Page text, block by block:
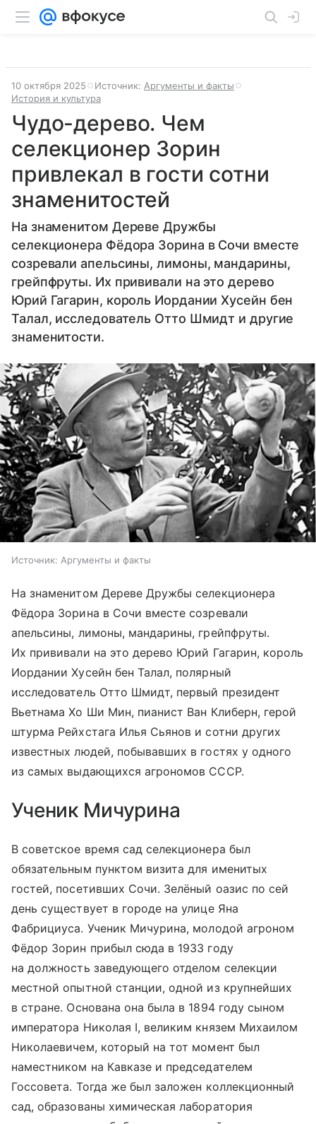
10 октября 2025 Источник: Аргументы и факты
История и культура
Чудо-дерево. Чем
селекционер Зорин
привлекал в гости сотни
знаменитостей
На знаменитом Дереве Дружбы
селекционера Фёдора Зорина в Сочи вместе
созревали апельсины, лимоны, мандарины,
грейпфруты. Их прививали на это дерево
Юрий Гагарин, король Иордании Хусейн бен
Талал, исследователь Отто Шмидт и другие
знаменитости.
Источник: Аргументы и факты
На знаменитом Дереве Дружбы селекционера
Фёдора Зорина в Сочи вместе созревали
апельсины, лимоны, мандарины, грейпфруты.
Их прививали на это дерево Юрий Гагарин, король
Иордании Хусейн бен Талал, полярный
исследователь Отто Шмидт, первый президент
Вьетнама Хо Ши Мин, пианист Ван Клиберн, герой
штурма Рейхстага Илья Сьянов и сотни других
известных людей, побывавших в гостях у одного
из самых выдающихся агрономов СССР.
Ученик Мичурина
В советское время сад селекционера был
обязательным пунктом визита для именитых
гостей, посетивших Сочи. Зелёный оазис по сей
день существует в городе на улице Яна
Фабрициуса. Ученик Мичурина, молодой агроном
Фёдор Зорин прибыл сюда в 1933 году
на должность заведующего отделом селекции
местной опытной станции, одной из крупнейших
в стране. Основана она была в 1894 году сыном
императора Николая I, великим князем Михаилом
Николаевичем, который на тот момент был
наместником на Кавказе и председателем
Госсовета. Тогда же был заложен коллекционный
сад, образованы химическая лаборатория